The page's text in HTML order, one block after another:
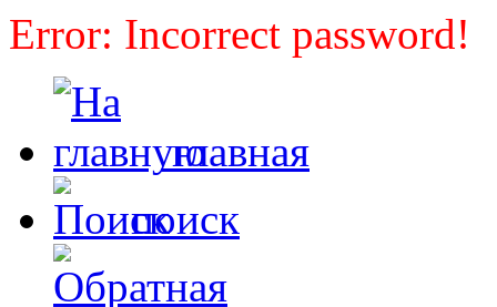
Error: Incorrect password!
главная
поиск